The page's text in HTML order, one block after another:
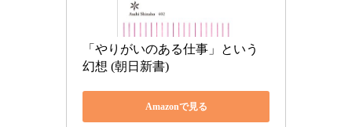
「やりがいのある仕事」という
幻想 (朝日新書)
Amazonで見る